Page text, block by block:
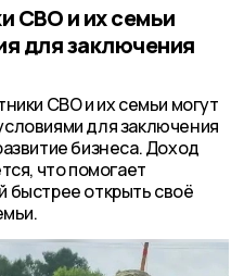
СВО и их семьи
для заключения
СВО и их семьи могут
для заключения
бизнеса. Доход
что помогает
быстрее открыть своё